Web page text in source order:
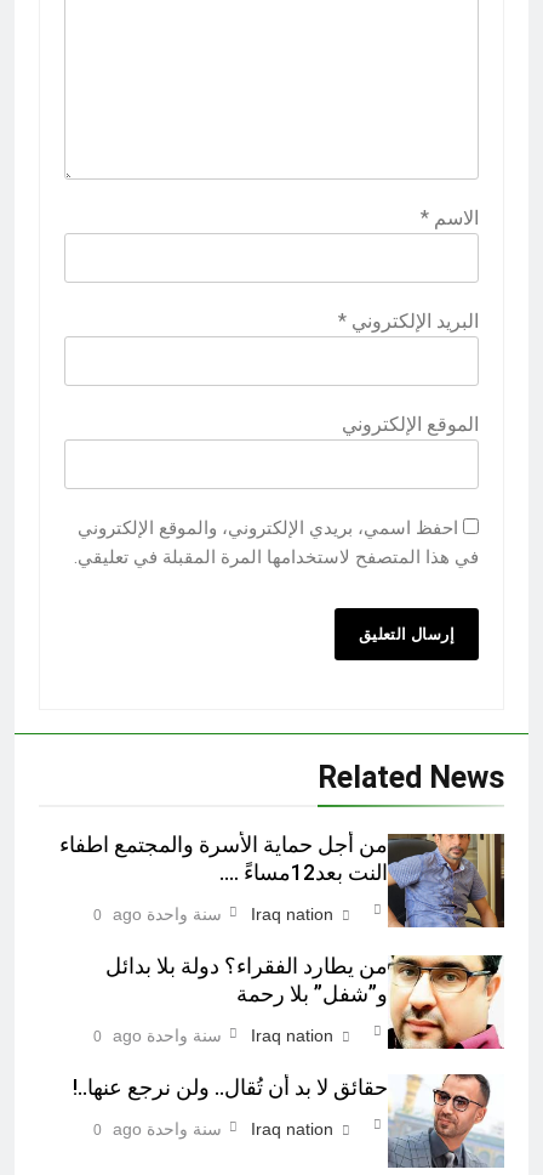
الاسم *
البريد الإلكتروني *
الموقع الإلكتروني
احفظ اسمي، بريدي الإلكتروني، والموقع الإلكتروني
في هذا المتصفح لاستخدامها المرة المقبلة في تعليقي.
Related News
من أجل حماية الأسرة والمجتمع اطفاء
النت بعد12مساءً ….
Iraq nation سنة واحدة ago 0
من يطارد الفقراء؟ دولة بلا بدائل
و”شفل” بلا رحمة
Iraq nation سنة واحدة ago 0
حقائق لا بد أن تُقال.. ولن نرجع عنها..!
Iraq nation سنة واحدة ago 0